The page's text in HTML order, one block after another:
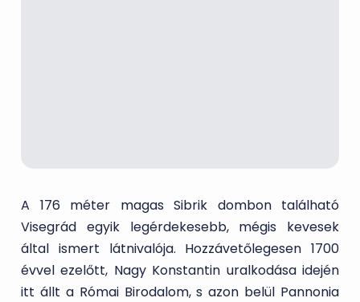
A 176 méter magas Sibrik dombon található
Visegrád egyik legérdekesebb, mégis kevesek
által ismert látnivalója. Hozzávetőlegesen 1700
évvel ezelőtt, Nagy Konstantin uralkodása idején
itt állt a Római Birodalom, s azon belül Pannonia